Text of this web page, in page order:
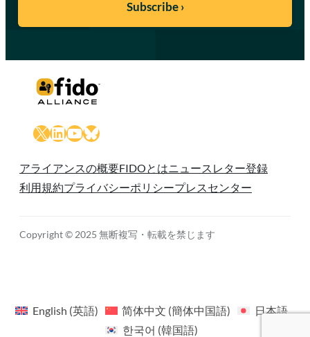
X LinkedIn
YouTube
Bluesky
アライアンスの概要FIDOとは ニュースレター登録
利用規約プライバシーポリシープレスセンター
Copyright © 2025 無断複写・転載を禁じます
English (英語) 简体中文 (簡体中国語)
日本語
한국어 (韓国語)